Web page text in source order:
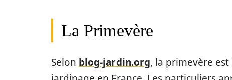
La Primevère
Selon blog-jardin.org, la primevère est